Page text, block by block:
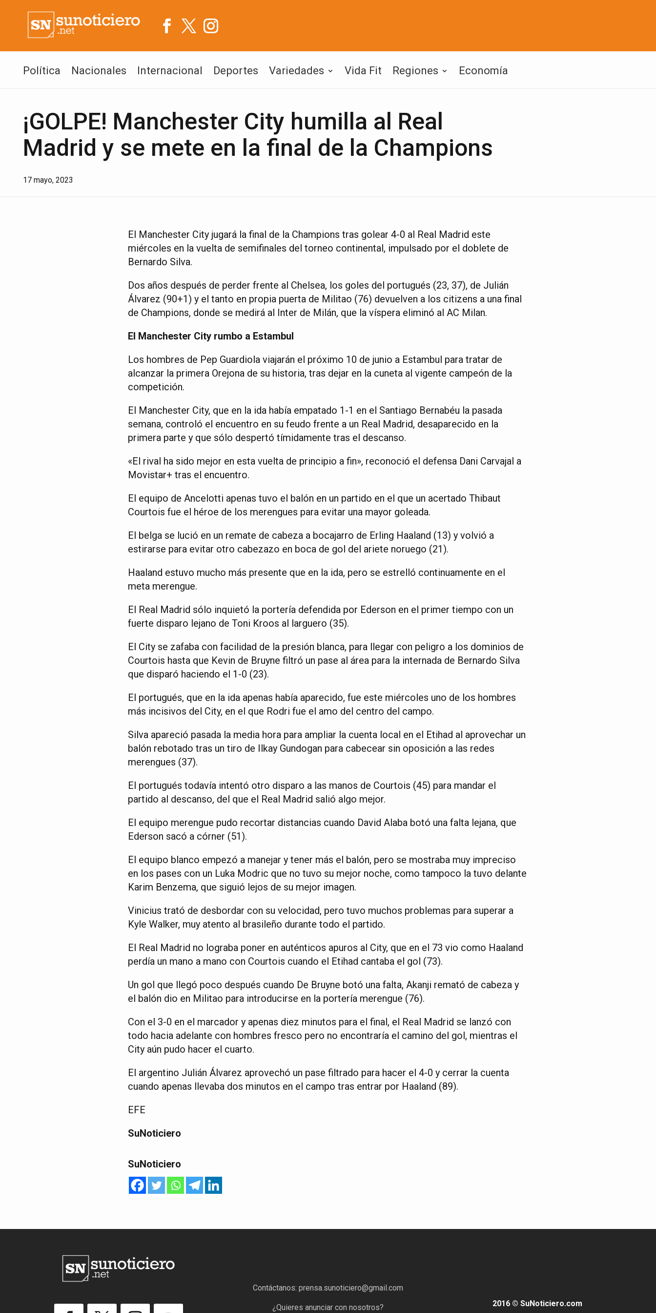
Política Nacionales Internacional Deportes Variedades Vida Fit Regiones Economía
¡GOLPE! Manchester City humilla al Real
Madrid y se mete en la final de la Champions
17 mayo, 2023
El Manchester City jugará la final de la Champions tras golear 4-0 al Real Madrid este
miércoles en la vuelta de semifinales del torneo continental, impulsado por el doblete de
Bernardo Silva.
Dos años después de perder frente al Chelsea, los goles del portugués (23, 37), de Julián
Álvarez (90+1) y el tanto en propia puerta de Militao (76) devuelven a los citizens a una final
de Champions, donde se medirá al Inter de Milán, que la víspera eliminó al AC Milan.
El Manchester City rumbo a Estambul
Los hombres de Pep Guardiola viajarán el próximo 10 de junio a Estambul para tratar de
alcanzar la primera Orejona de su historia, tras dejar en la cuneta al vigente campeón de la
competición.
El Manchester City, que en la ida había empatado 1-1 en el Santiago Bernabéu la pasada
semana, controló el encuentro en su feudo frente a un Real Madrid, desaparecido en la
primera parte y que sólo despertó tímidamente tras el descanso.
«El rival ha sido mejor en esta vuelta de principio a fin», reconoció el defensa Dani Carvajal a
Movistar+ tras el encuentro.
El equipo de Ancelotti apenas tuvo el balón en un partido en el que un acertado Thibaut
Courtois fue el héroe de los merengues para evitar una mayor goleada.
El belga se lució en un remate de cabeza a bocajarro de Erling Haaland (13) y volvió a
estirarse para evitar otro cabezazo en boca de gol del ariete noruego (21).
Haaland estuvo mucho más presente que en la ida, pero se estrelló continuamente en el
meta merengue.
El Real Madrid sólo inquietó la portería defendida por Ederson en el primer tiempo con un
fuerte disparo lejano de Toni Kroos al larguero (35).
El City se zafaba con facilidad de la presión blanca, para llegar con peligro a los dominios de
Courtois hasta que Kevin de Bruyne filtró un pase al área para la internada de Bernardo Silva
que disparó haciendo el 1-0 (23).
El portugués, que en la ida apenas había aparecido, fue este miércoles uno de los hombres
más incisivos del City, en el que Rodri fue el amo del centro del campo.
Silva apareció pasada la media hora para ampliar la cuenta local en el Etihad al aprovechar un
balón rebotado tras un tiro de Ilkay Gundogan para cabecear sin oposición a las redes
merengues (37).
El portugués todavía intentó otro disparo a las manos de Courtois (45) para mandar el
partido al descanso, del que el Real Madrid salió algo mejor.
El equipo merengue pudo recortar distancias cuando David Alaba botó una falta lejana, que
Ederson sacó a córner (51).
El equipo blanco empezó a manejar y tener más el balón, pero se mostraba muy impreciso
en los pases con un Luka Modric que no tuvo su mejor noche, como tampoco la tuvo delante
Karim Benzema, que siguió lejos de su mejor imagen.
Vinicius trató de desbordar con su velocidad, pero tuvo muchos problemas para superar a
Kyle Walker, muy atento al brasileño durante todo el partido.
El Real Madrid no lograba poner en auténticos apuros al City, que en el 73 vio como Haaland
perdía un mano a mano con Courtois cuando el Etihad cantaba el gol (73).
Un gol que llegó poco después cuando De Bruyne botó una falta, Akanji remató de cabeza y
el balón dio en Militao para introducirse en la portería merengue (76).
Con el 3-0 en el marcador y apenas diez minutos para el final, el Real Madrid se lanzó con
todo hacia adelante con hombres fresco pero no encontraría el camino del gol, mientras el
City aún pudo hacer el cuarto.
El argentino Julián Álvarez aprovechó un pase filtrado para hacer el 4-0 y cerrar la cuenta
cuando apenas llevaba dos minutos en el campo tras entrar por Haaland (89).
EFE
SuNoticiero
SuNoticiero
Contáctanos: prensa.sunoticiero@gmail.com
¿Quieres anunciar con nosotros? 2016 © SuNoticiero.com